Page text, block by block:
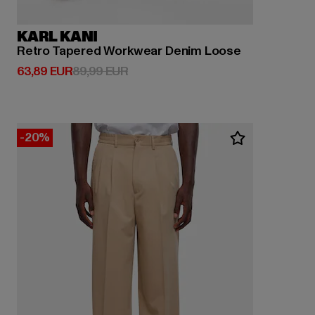
KARL KANI
Retro Tapered Workwear Denim Loose
63,89 EUR
Derzeitiger Preis: 63,89 EUR
89,99 EURAktionspreis: 89,99 EUR
-20%